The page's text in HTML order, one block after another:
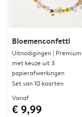
Bloemenconfetti
Uitnodigingen |
met keuze uit 3
papierafwerkingen
Set van 10 kaarten
Vanaf
€ 9,99